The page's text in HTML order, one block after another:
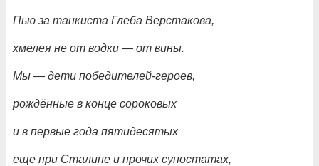
Пью за танкиста Глеба Верстакова,
хмелея не от водки — от вины.
Мы — дети победителей-героев,
рождённые в конце сороковых
и в первые года пятидесятых
еще при Сталине и прочих супостатах,